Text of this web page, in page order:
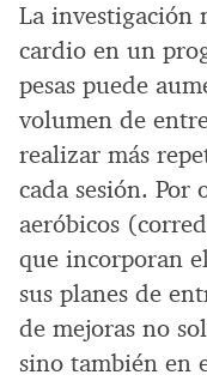
La investigación
cardio en un
pesas puede
volumen de
realizar más
cada sesión. Por
aeróbicos
que incorporan
sus planes de
de mejoras no
sino también en